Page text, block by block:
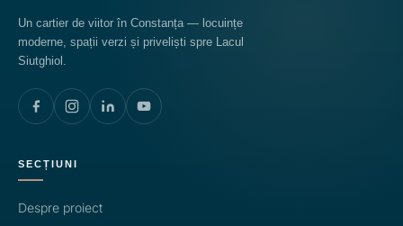
Un cartier de viitor în Constanța — locuințe
moderne, spații verzi și priveliști spre Lacul
Siutghiol.
SECȚIUNI
Despre proiect